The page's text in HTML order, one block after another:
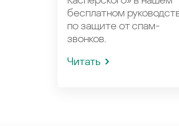
бесплатном
по защите от спам-
звонков.
Читать